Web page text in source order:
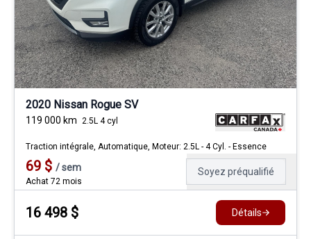
2020 Nissan Rogue SV
119 000 km 2.5L 4 cyl
Traction intégrale, Automatique, Moteur: 2.5L - 4 Cyl. - Essence
69 $ /sem
Achat 72 mois
Soyez préqualifié
16 498 $ Détails